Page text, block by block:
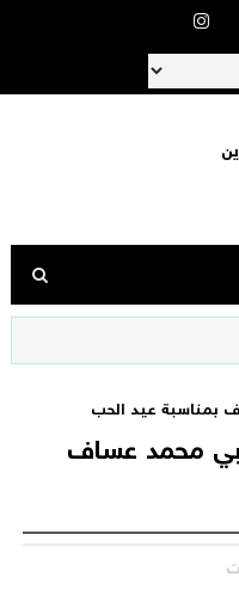
بمناسبة عيد الحب
محمد عساف